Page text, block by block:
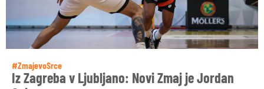
#ZmajevoSrce
Iz Zagreba v Ljubljano: Novi Zmaj je Jordan